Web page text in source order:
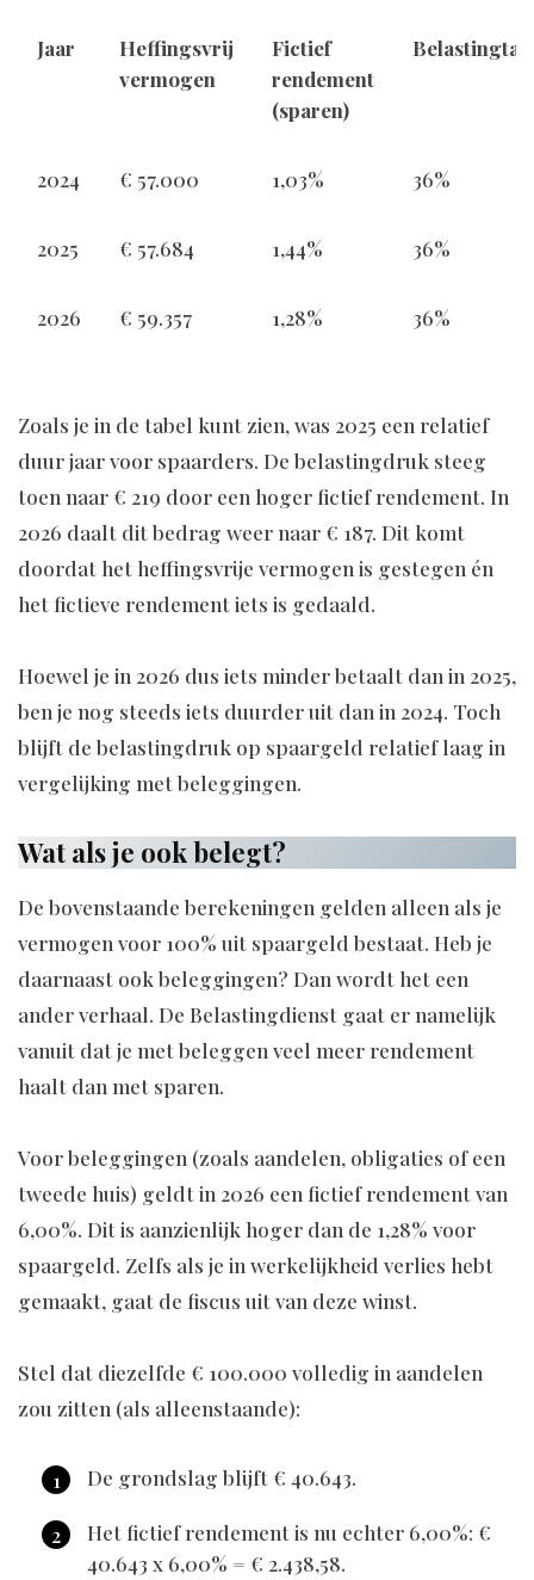
Jaar
Heffingsvrij
vermogen
Fictief
rendement
(sparen)
2024 € 57.000 1,03% 36%
2025 € 57.684 1,44% 36%
2026 € 59.357 1,28% 36%
Zoals je in de tabel kunt zien, was 2025 een relatief
duur jaar voor spaarders. De belastingdruk steeg
toen naar € 219 door een hoger fictief rendement. In
2026 daalt dit bedrag weer naar € 187. Dit komt
doordat het heffingsvrije vermogen is gestegen én
het fictieve rendement iets is gedaald.
Hoewel je in 2026 dus iets minder betaalt dan in 2025,
ben je nog steeds iets duurder uit dan in 2024. Toch
blijft de belastingdruk op spaargeld relatief laag in
vergelijking met beleggingen.
Wat als je ook belegt?
De bovenstaande berekeningen gelden alleen als je
vermogen voor 100% uit spaargeld bestaat. Heb je
daarnaast ook beleggingen? Dan wordt het een
ander verhaal. De Belastingdienst gaat er namelijk
vanuit dat je met beleggen veel meer rendement
haalt dan met sparen.
Voor beleggingen (zoals aandelen, obligaties of een
tweede huis) geldt in 2026 een fictief rendement van
6,00%. Dit is aanzienlijk hoger dan de 1,28% voor
spaargeld. Zelfs als je in werkelijkheid verlies hebt
gemaakt, gaat de fiscus uit van deze winst.
Stel dat diezelfde € 100.000 volledig in aandelen
zou zitten (als alleenstaande):
De grondslag blijft € 40.643.
Het fictief rendement is nu echter 6,00%: €
40.643 x 6,00% = € 2.438,58.